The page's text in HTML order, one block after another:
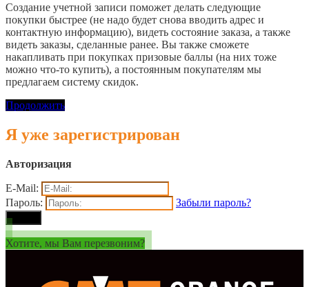
Создание учетной записи поможет делать следующие
покупки быстрее (не надо будет снова вводить адрес и
контактную информацию), видеть состояние заказа, а также
видеть заказы, сделанные ранее. Вы также сможете
накапливать при покупках призовые баллы (на них тоже
можно что-то купить), а постоянным покупателям мы
предлагаем систему скидок.
Продолжить
Я уже зарегистрирован
Авторизация
E-Mail:
Пароль:
Забыли пароль?
Хотите, мы Вам перезвоним?